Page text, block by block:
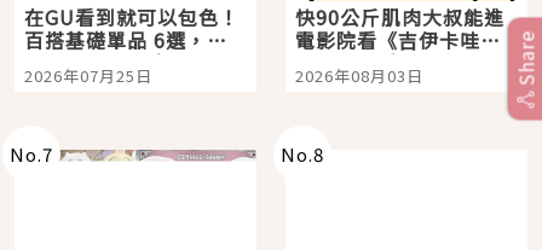
在GU看到就可以包色！
百搭基礎單品 6選，閉
眼全收也不心疼
2026年07月25日
快90公斤肌肉大叔能進
電影院看《吉伊卡哇》
嗎？日本重金屬樂團
「打首」會長與nagano
2026年08月03日
No.7 No.8
Share